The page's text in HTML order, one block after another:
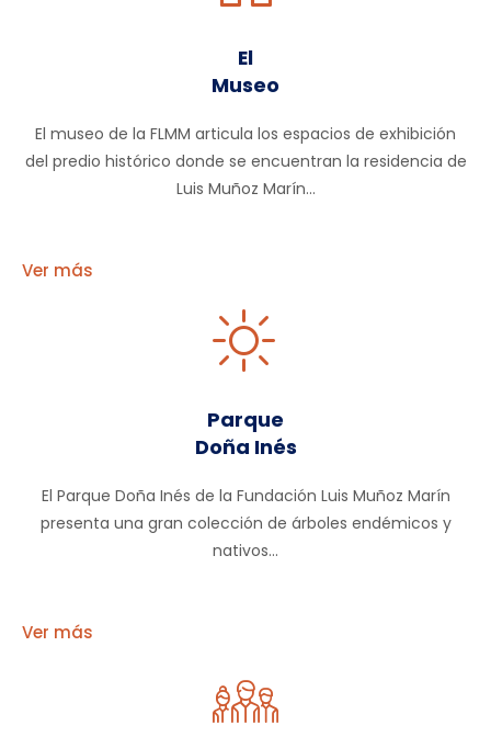
El
Museo
El museo de la FLMM articula los espacios de exhibición
del predio histórico donde se encuentran la residencia de
Luis Muñoz Marín...
Ver más
Parque
Doña Inés
El Parque Doña Inés de la Fundación Luis Muñoz Marín
presenta una gran colección de árboles endémicos y
nativos...
Ver más